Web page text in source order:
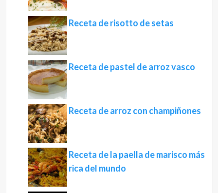
Receta de risotto de setas
Receta de pastel de arroz vasco
Receta de arroz con champiñones
Receta de la paella de marisco más
rica del mundo